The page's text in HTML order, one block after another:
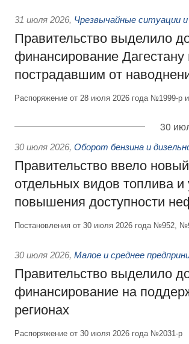
31 июля 2026, Чрезвычайные ситуации
Правительство выделило
финансирование
пострадавшим от
Распоряжение от 28 июля 2026 года №1999-р
30
30 июля 2026, Оборот бензина и
Правительство ввело
отдельных видов топлива
повышения доступности
Постановления от 30 июля 2026 года №952,
30 июля 2026, Малое и среднее
Правительство выделило
финансирование на
регионах
Распоряжение от 30 июля 2026 года №2031-р